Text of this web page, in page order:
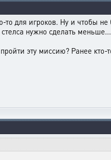
то для игроков. Ну и чтобы
нужно сделать
эту миссию? Ранее кто-